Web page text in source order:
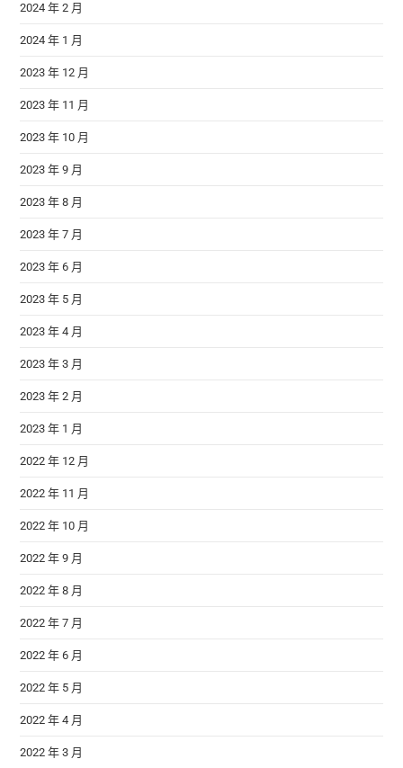
2024 年 2 月
2024 年 1 月
2023 年 12 月
2023 年 11 月
2023 年 10 月
2023 年 9 月
2023 年 8 月
2023 年 7 月
2023 年 6 月
2023 年 5 月
2023 年 4 月
2023 年 3 月
2023 年 2 月
2023 年 1 月
2022 年 12 月
2022 年 11 月
2022 年 10 月
2022 年 9 月
2022 年 8 月
2022 年 7 月
2022 年 6 月
2022 年 5 月
2022 年 4 月
2022 年 3 月